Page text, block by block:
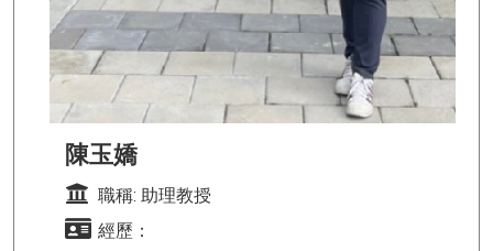
陳玉嬌
職稱: 助理教授
經歷：